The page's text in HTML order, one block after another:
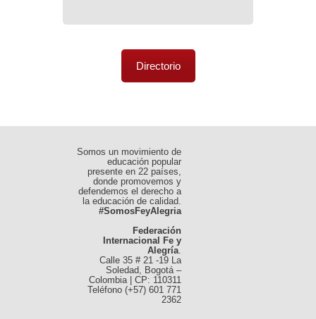
Directorio
Somos un movimiento de
educación popular
presente en 22 países,
donde promovemos y
defendemos el derecho a
la educación de calidad.
#SomosFeyAlegria
Federación
Internacional Fe y
Alegría.
Calle 35 # 21 -19 La
Soledad, Bogotá –
Colombia | CP: 110311
Teléfono (+57) 601 771
2362